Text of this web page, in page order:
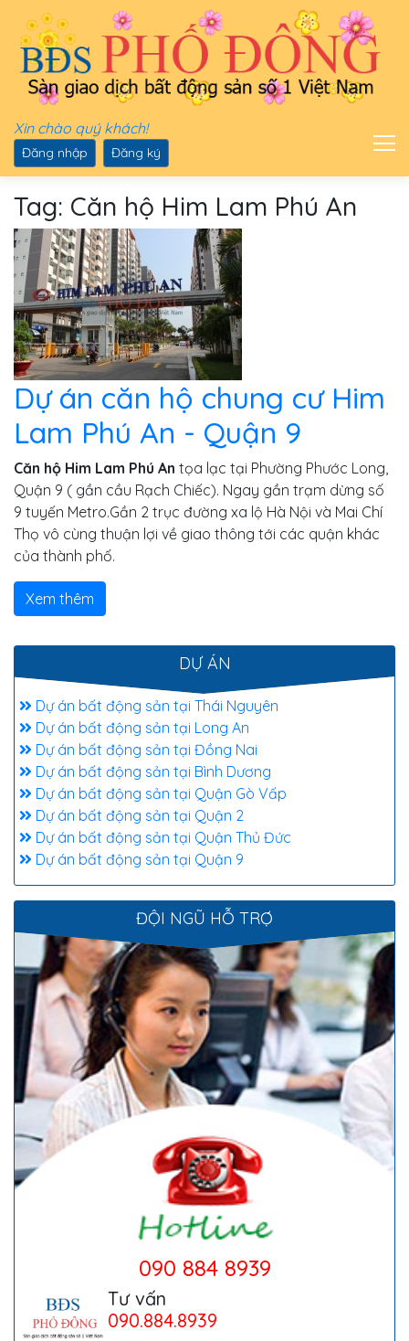
Xin chào quý khách!
Đăng nhập Đăng ký
Tag: Căn hộ Him Lam Phú An
Dự án căn hộ chung cư Him
Lam Phú An - Quận 9
Căn hộ Him Lam Phú An tọa lạc tại Phường Phước Long,
Quận 9 ( gần cầu Rạch Chiếc). Ngay gần trạm dừng số
9 tuyến Metro.Gần 2 trục đường xa lộ Hà Nội và Mai Chí
Thọ vô cùng thuận lợi về giao thông tới các quận khác
của thành phố.
Xem thêm
DỰ ÁN
Dự án bất động sản tại Thái Nguyên
Dự án bất động sản tại Long An
Dự án bất động sản tại Đồng Nai
Dự án bất động sản tại Bình Dương
Dự án bất động sản tại Quận Gò Vấp
Dự án bất động sản tại Quận 2
Dự án bất động sản tại Quận Thủ Đức
Dự án bất động sản tại Quận 9
ĐỘI NGŨ HỖ TRỢ
090 884 8939
Tư vấn
090.884.8939